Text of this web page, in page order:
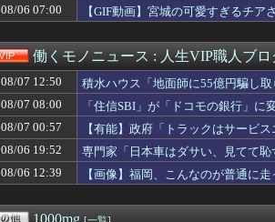
中国、止められないEV製造 売れず在庫山積み「
三児のパパ『父さんな、動画編集で食っていこ
15歳少女に薬と酒飲ませカラオケ店で性的暴行
【大阪】建設会社の従業員(79)、同僚(52)の言葉
【ソロライブ】甲斐田晴：初ワンマンライブ「
【動画】サヨク「中国人民と連帯して戦おー！
新庄監督の“再就職先”に挙がるまさかの球団 采
伯母の葬儀中、祖母を怖い形相で見下ろす伯母
【画像】ABCテレビの女子アナさん、在京局より
【悲報】有名漫画家「体重の減少が止まりませ
コンビニバイト中に注意したヤンキーに殴られた
【悲報】女性インフルエンサー、ライブ配信中
『ほの暮しの庭』パケ版初週売上、Switch2版「
08/06 07:00
【GIF動画】宮城の可愛すぎるチア
働くモノニュース : 人生VIP職人ブ
08/07 12:50
積水ハウス「地面師に55億円騙し
08/07 08:00
「住信SBI」が「ドコモの銀行」
08/07 00:57
【有能】政府「トラックはサービ
08/06 19:52
専門家「日本車はダサい、見てて恥
08/06 12:39
【画像】福岡、こんなのが普通に
1000mg